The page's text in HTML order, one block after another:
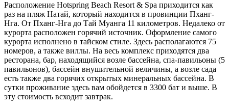
Расположение Hotspring Beach Resort & Spa приходится как
раз на пляж Натай, который находится в провинции Пханг-
Нга. От Пханг-Нга до Тай Муанга 11 километров. Недалеко от
курорта расположен горячий источник. Оформление самого
курорта исполнено в тайском стиле. Здесь располагаются 75
номеров, а также виллы. На весь комплекс приходятся два
ресторана, бар, находящийся возле бассейна, спа-павильоны (5
павильонов), бассейн внушительной величины, а возле сада
есть также два горячих открытых минеральных бассейна. В
сутки проживание здесь вам обойдется в 3300 бат и выше. В
эту стоимость всходит завтрак.